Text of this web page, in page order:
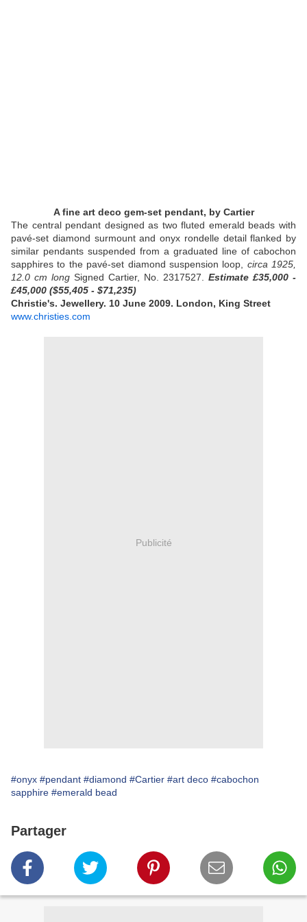
A fine art deco gem-set pendant, by Cartier
The central pendant designed as two fluted emerald beads with
pavé-set diamond surmount and onyx rondelle detail flanked by
similar pendants suspended from a graduated line of cabochon
sapphires to the pavé-set diamond suspension loop, circa 1925,
12.0 cm long Signed Cartier, No. 2317527.
Estimate £35,000 -
£45,000 ($55,405 - $71,235)
Christie's. Jewellery. 10 June 2009. London, King Street
www.christies.com
Publicité
#onyx #pendant #diamond #Cartier #art deco #cabochon
sapphire #emerald bead
Partager